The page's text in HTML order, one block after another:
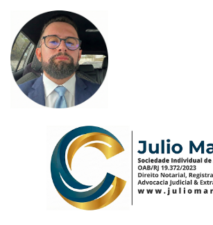
para
conteúdo
principal